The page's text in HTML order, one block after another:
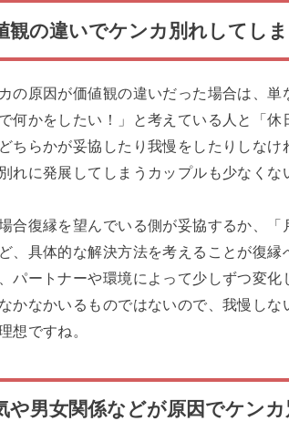
観の違いでケンカ別れしてし
の原因が価値観の違いだった場合は、
何かをしたい！」と考えている人と「
ちらかが妥協したり我慢をしたりしな
れに発展してしまうカップルも少なくな
合復縁を望んでいる側が妥協するか、
、具体的な解決方法を考えることが復
パートナーや環境によって少しずつ変
かなかいるものではないので、我慢し
想ですね。
や男女関係などが原因でケン